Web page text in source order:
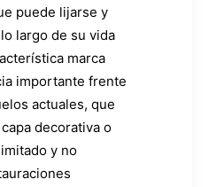
puede lijarse y
largo de su vida
marca
importante frente
actuales, que
decorativa o
y no